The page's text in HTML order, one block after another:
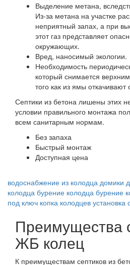
Выделение метана,
Из-за метана на участке
неприятный запах, а при
этот газ представляет
окружающих.
Вред, наносимый экологии.
Необходимость
который снимается
того как из ямы
Септики из бетона лишены этих
условии правильного монтажа
всем санитарным нормам.
Без запаха
Быстрый монтаж
Доступная цена
водоснабжение из колодца домики
колодца бурение колодца бурение
под ключ копка колодцев установка
Преимущества
ЖБ колец
К преимуществам септиков из